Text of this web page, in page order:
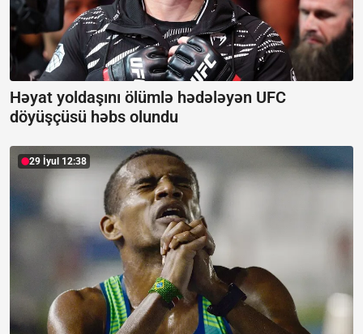
Həyat yoldaşını ölümlə hədələyən UFC
döyüşçüsü həbs olundu
29 İyul 12:38